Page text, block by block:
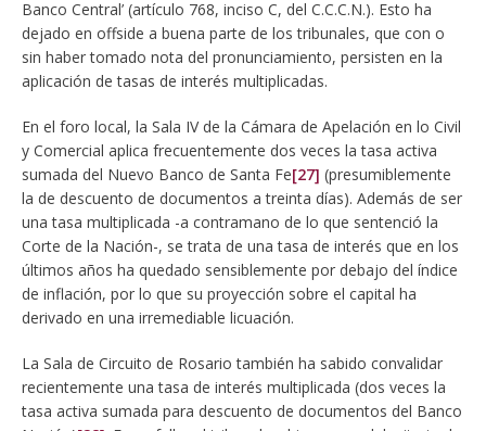
Banco Central’ (artículo 768, inciso C, del C.C.C.N.). Esto ha
dejado en offside a buena parte de los tribunales, que con o
sin haber tomado nota del pronunciamiento, persisten en la
aplicación de tasas de interés multiplicadas.
En el foro local, la Sala IV de la Cámara de Apelación en lo Civil
y Comercial aplica frecuentemente dos veces la tasa activa
sumada del Nuevo Banco de Santa Fe[27] (presumiblemente
la de descuento de documentos a treinta días). Además de ser
una tasa multiplicada -a contramano de lo que sentenció la
Corte de la Nación-, se trata de una tasa de interés que en los
últimos años ha quedado sensiblemente por debajo del índice
de inflación, por lo que su proyección sobre el capital ha
derivado en una irremediable licuación.
La Sala de Circuito de Rosario también ha sabido convalidar
recientemente una tasa de interés multiplicada (dos veces la
tasa activa sumada para descuento de documentos del Banco